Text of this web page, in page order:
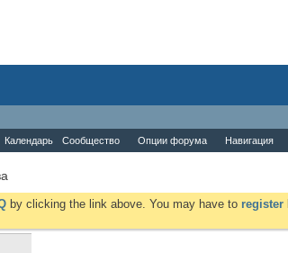
Календарь Сообщество Опции форума Навигация
by clicking the link above. You may have to register